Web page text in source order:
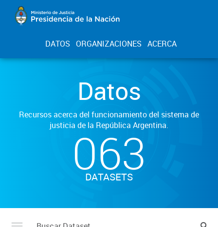
DATOS ORGANIZACIONES ACERCA
Datos
Recursos acerca del funcionamiento del sistema de
justicia de la República Argentina.
063
DATASETS